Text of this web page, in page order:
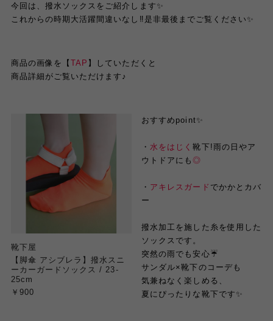
今回は、撥水ソックスをご紹介します ✨
これからの時期大活躍間違いなし ‼︎ 是非最後までご覧ください ✨
商品の画像を【TAP 】していただくと
商品詳細がご覧いただけます ♪
靴下屋
【脚傘 アシブレラ】撥水スニ
ーカーガードソックス / 23-
25cm
￥900
おすすめ point✨
・ 水をはじく靴下!雨の日やア
ウトドアにも◎
・ アキレスガード でかかとカバ
ー
撥水加工を施した糸を使用した
ソックスです。
突然の雨でも安心☔️
サンダル×靴下のコーデも
気兼ねなく楽しめる、
夏にぴったりな靴下です ✨